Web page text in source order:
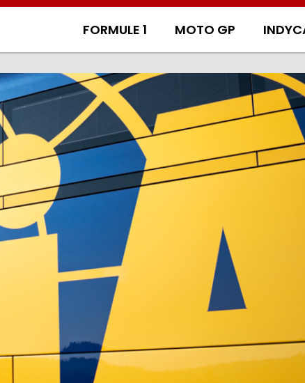
FORMULE 1 MOTO GP